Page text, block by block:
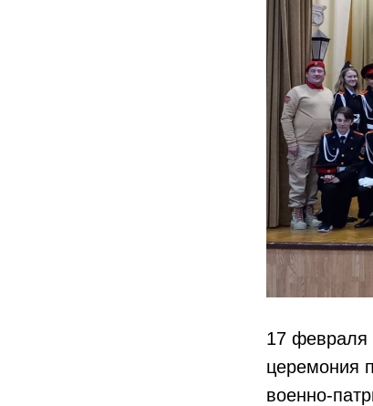
17 февраля
церемония
военно-